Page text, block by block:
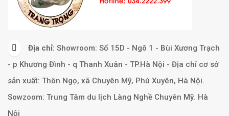
Địa chỉ: Showroom: Số 15D - Ngõ 1 - Bùi Xương Trạch
- p Khương Đình - q Thanh Xuân - TP.Hà Nội - Địa chỉ cơ sở
sản xuất: Thôn Ngọ, xã Chuyên Mỹ, Phú Xuyên, Hà Nội.
Sowzoom: Trung Tâm du lịch Làng Nghề Chuyên Mỹ. Hà
Nội